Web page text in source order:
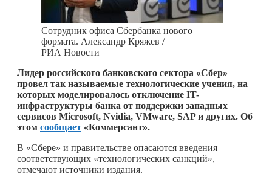
Сотрудник офиса Сбербанка нового
формата. Александр Кряжев /
РИА Новости
Лидер российского банковского сектора «Сбер»
провел так называемые технологические учения, на
которых моделировалось отключение IT-
инфраструктуры банка от поддержки западных
сервисов Microsoft, Nvidia, VMware, SAP и других. Об
этом сообщает «Коммерсант».
В «Сбере» и правительстве опасаются введения
соответствующих «технологических санкций»,
отмечают источники издания.